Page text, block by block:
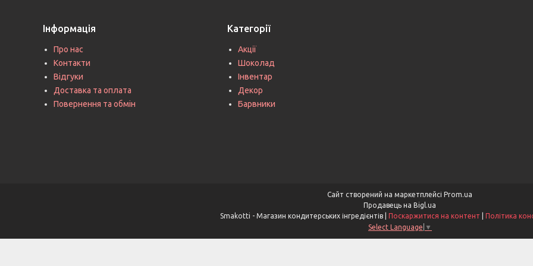
Інформація
Про нас
Контакти
Відгуки
Доставка та оплата
Повернення та обмін
Категорії
Акції
Шоколад
Інвентар
Декор
Барвники
Сайт створений на маркетплейсі Prom.ua
Продавець на Bigl.ua
Поскаржитися на контент
Політика
Select Language ▼